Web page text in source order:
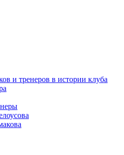
и тренеров в истории клуба